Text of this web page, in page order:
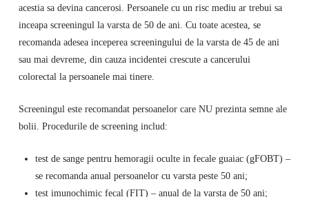
acestia sa devina cancerosi. Persoanele cu un risc mediu ar trebui sa
inceapa screeningul la varsta de 50 de ani. Cu toate acestea, se
recomanda adesea inceperea screeningului de la varsta de 45 de ani
sau mai devreme, din cauza incidentei crescute a cancerului
colorectal la persoanele mai tinere.
Screeningul este recomandat persoanelor care NU prezinta semne ale
bolii. Procedurile de screening includ:
test de sange pentru hemoragii oculte in fecale guaiac (gFOBT) –
se recomanda anual persoanelor cu varsta peste 50 ani;
test imunochimic fecal (FIT) – anual de la varsta de 50 ani;